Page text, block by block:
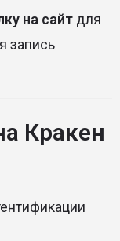
на сайт для
запись
Кракен